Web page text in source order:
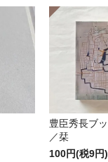
豊臣秀長ブ
／栞
100円(税9円)